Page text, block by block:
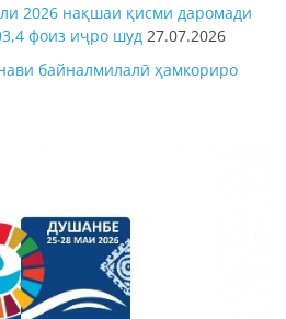
2026 нақшаи қисми даромади
фоиз иҷро шуд 27.07.2026
байналмилалӣ ҳамкориро